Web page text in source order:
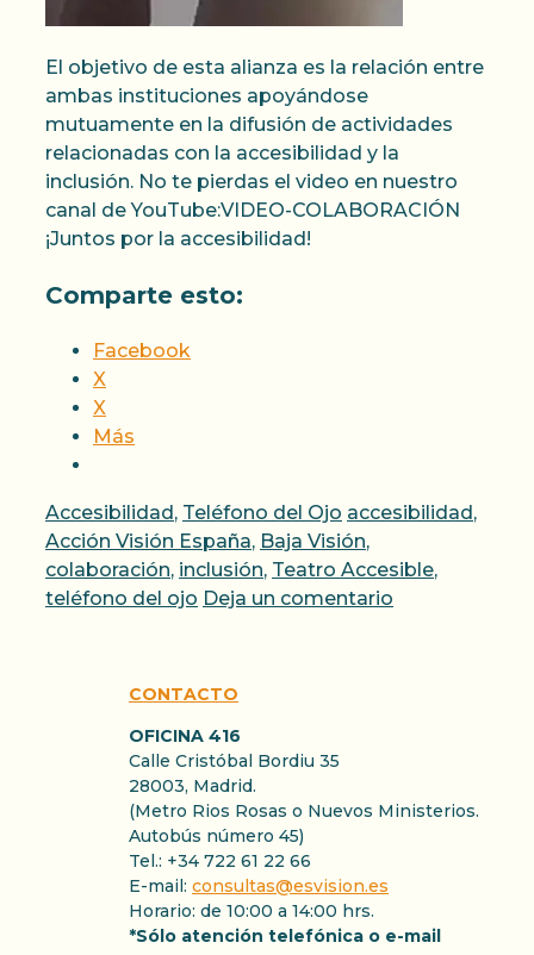
El objetivo de esta alianza es la relación entre
ambas instituciones apoyándose
mutuamente en la difusión de actividades
relacionadas con la accesibilidad y la
inclusión. No te pierdas el video en nuestro
canal de YouTube:VIDEO-COLABORACIÓN
¡Juntos por la accesibilidad!
Comparte esto:
Facebook
X
X
Más
Categorías
Accesibilidad, Teléfono del Ojo Etiquetas
accesibilidad,
Acción Visión España, Baja Visión,
colaboración, inclusión, Teatro Accesible,
teléfono del ojo Deja un comentario
CONTACTO
OFICINA 416
Calle Cristóbal Bordiu 35
28003, Madrid.
(Metro Rios Rosas o Nuevos Ministerios.
Autobús número 45)
Tel.: +34 722 61 22 66
E-mail: consultas@esvision.es
Horario: de 10:00 a 14:00 hrs.
*Sólo atención telefónica o e-mail